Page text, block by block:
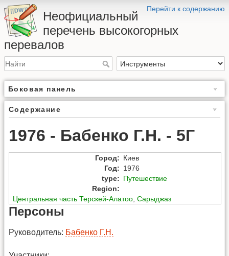
Перейти к содержанию
Неофициальный
перечень высокогорных
перевалов
Боковая панель
Содержание
1976 - Бабенко Г.Н. - 5Г
Город: Киев
Год: 1976
type: Путешествие
Region:
Центральная часть Терскей-Алатоо,Сарыджаз
Персоны
Руководитель: Бабенко Г.Н.